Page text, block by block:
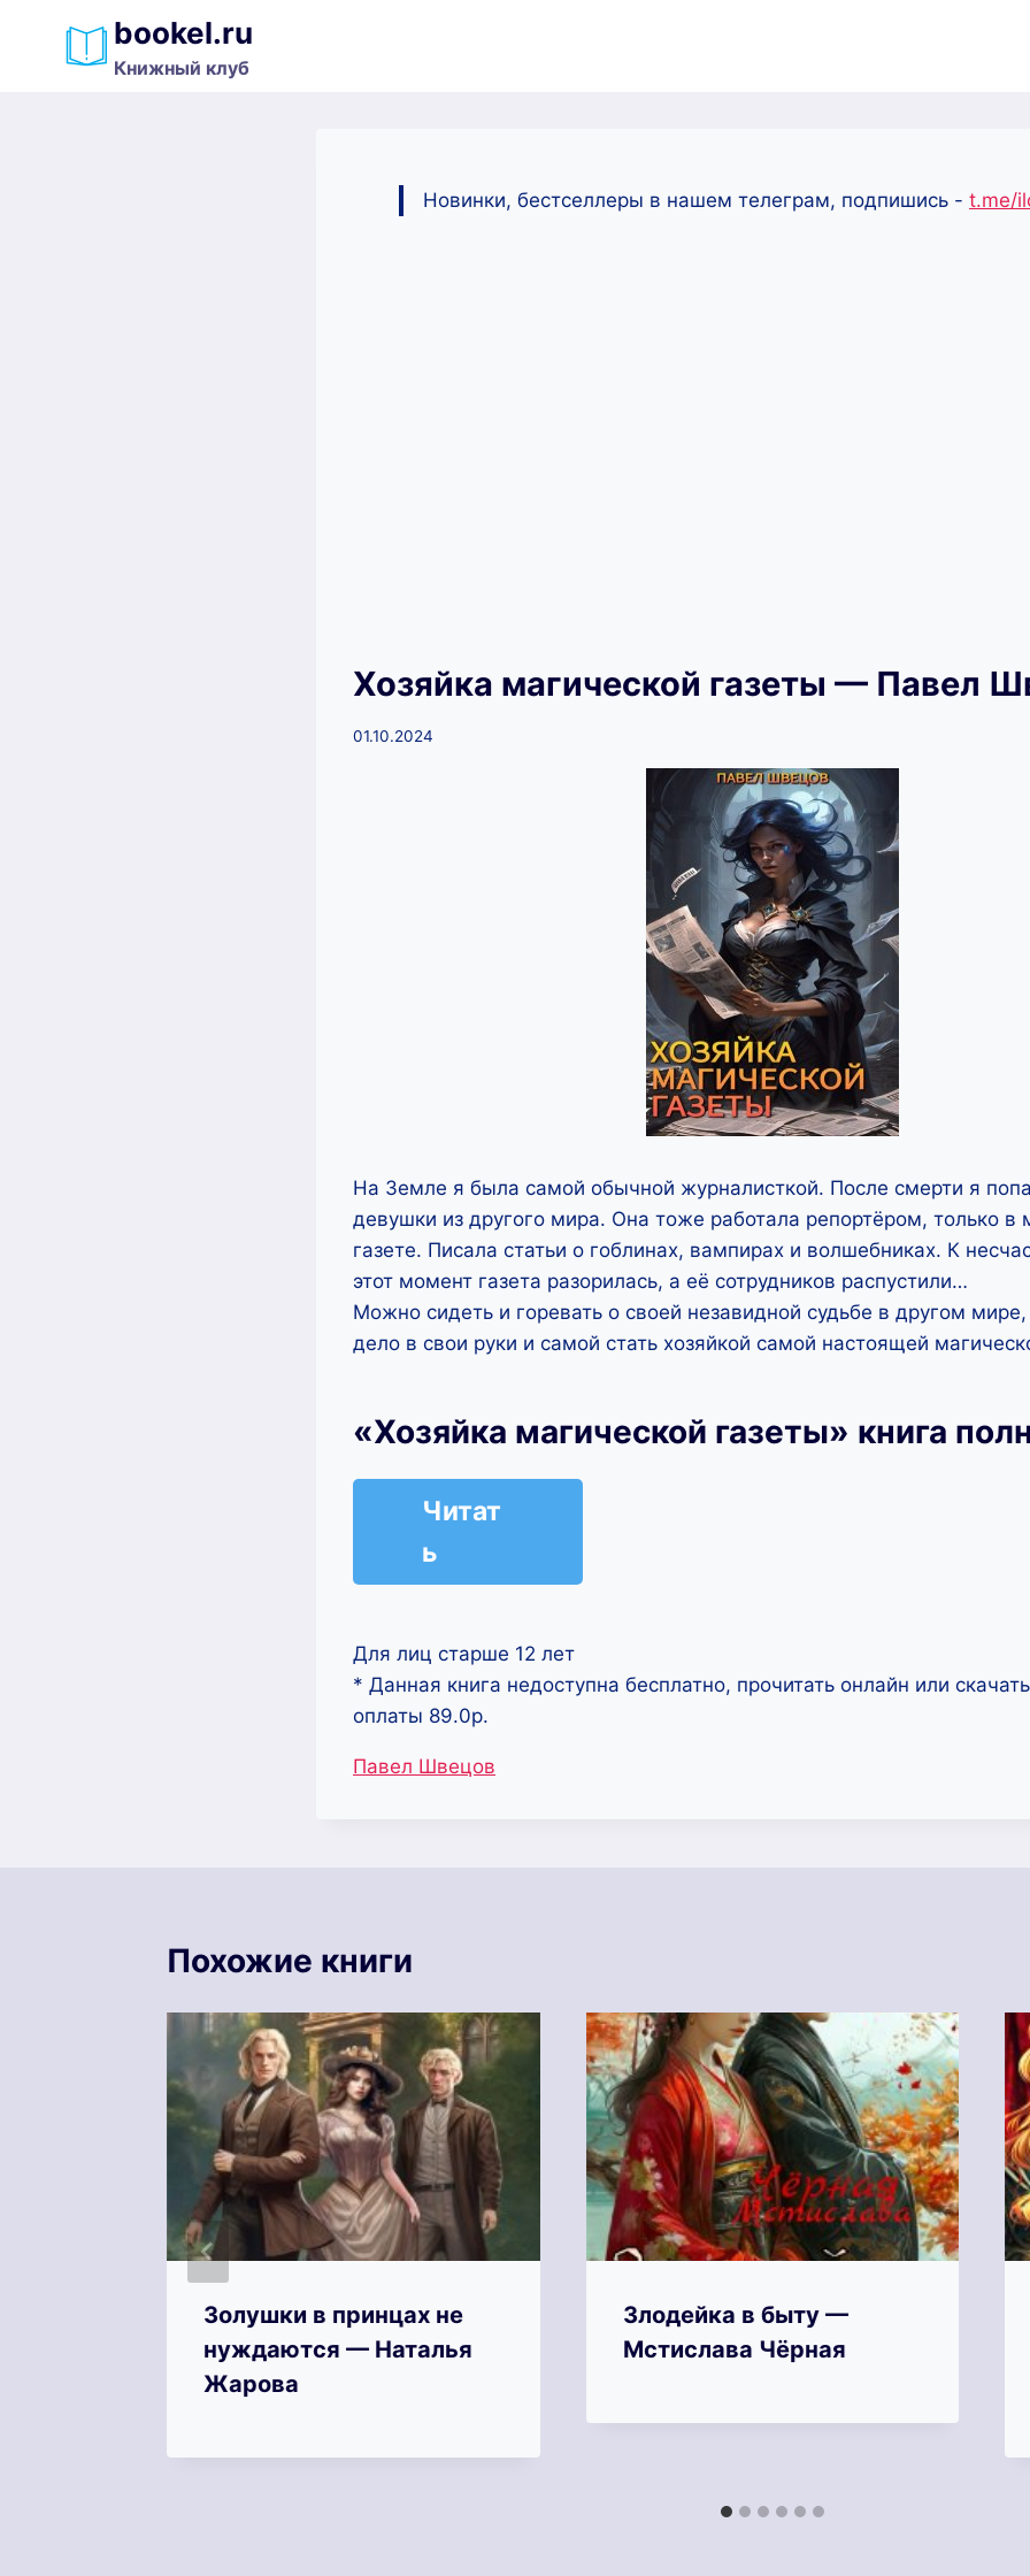
содержимому
bookel.ru
Книжный клуб
Новинки, бестселлеры в нашем телеграм, подпишись - t.me/
Хозяйка магической газеты — Павел
01.10.2024
На Земле я была самой обычной журналисткой. После смерти я
девушки из другого мира. Она тоже работала репортёром, только в
газете. Писала статьи о гоблинах, вампирах и волшебниках. К
этот момент газета разорилась, а её сотрудников распустили…
Можно сидеть и горевать о своей незавидной судьбе в другом
дело в свои руки и самой стать хозяйкой самой настоящей
«Хозяйка магической газеты» книга
Читат
ь
Для лиц старше 12 лет
* Данная книга недоступна бесплатно, прочитать онлайн или
оплаты 89.0р.
Метки
Павел Швецов
Похожие книги
Золушки в принцах не
нуждаются — Наталья
Жарова
Злодейка в быту —
Мстислава Чёрная